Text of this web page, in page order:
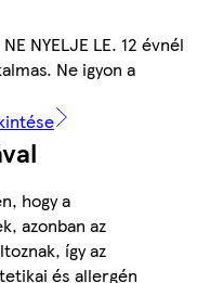
NE NYELJE LE. 12 évnél
Ne igyon a
hogy a
azonban az
így az
és allergén